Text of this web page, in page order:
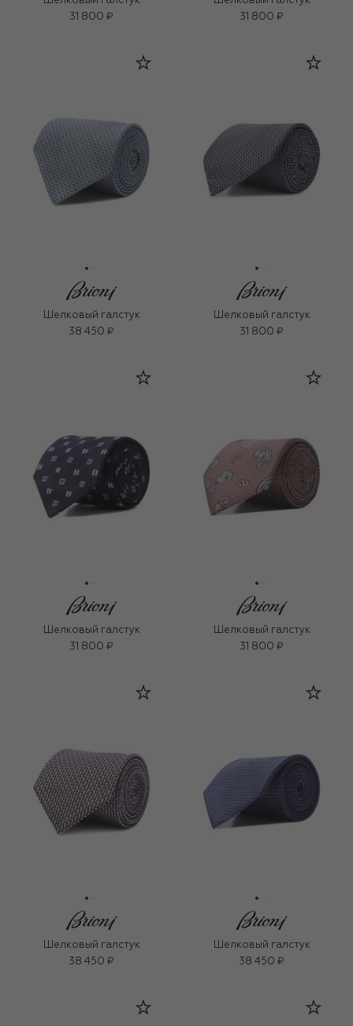
31 800 ₽
31 800 ₽
Шелковый галстук
38 450 ₽
Шелковый галстук
31 800 ₽
Шелковый галстук
31 800 ₽
Шелковый галстук
31 800 ₽
Шелковый галстук
38 450 ₽
Шелковый галстук
38 450 ₽